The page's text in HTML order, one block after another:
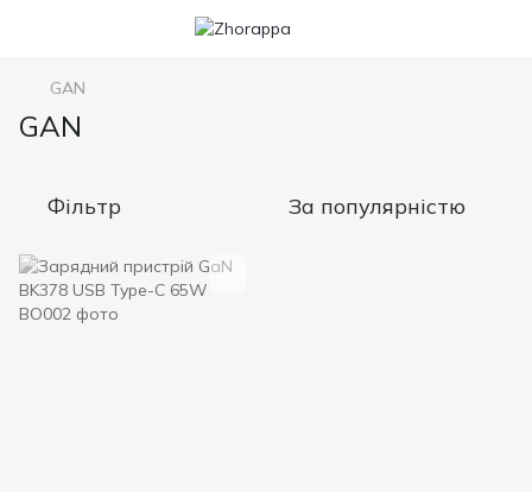
GAN
GAN
Фільтр За популярністю